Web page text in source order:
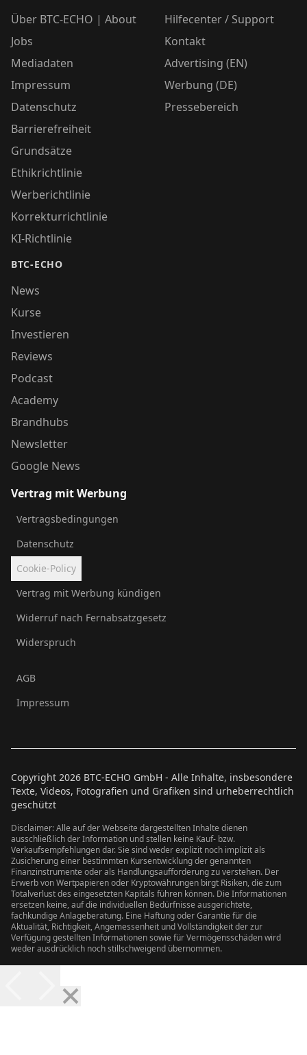
Über BTC-ECHO | About
Jobs
Mediadaten
Impressum
Datenschutz
Barrierefreiheit
Grundsätze
Ethikrichtlinie
Werberichtlinie
Korrekturrichtlinie
KI-Richtlinie
BTC-ECHO
News
Kurse
Investieren
Reviews
Podcast
Academy
Brandhubs
Newsletter
Google News
Hilfecenter / Support
Kontakt
Advertising (EN)
Werbung (DE)
Pressebereich
Vertrag mit Werbung
Vertragsbedingungen
Datenschutz
Cookie-Policy
Vertrag mit Werbung kündigen
Widerruf nach Fernabsatzgesetz
Widerspruch
AGB
Impressum
Copyright 2026 BTC-ECHO GmbH - Alle Inhalte, insbesondere
Texte, Videos, Fotografien und Grafiken sind urheberrechtlich
geschützt
Disclaimer: Alle auf der Webseite dargestellten Inhalte dienen
ausschließlich der Information und stellen keine Kauf- bzw.
Verkaufsempfehlungen dar. Sie sind weder explizit noch implizit als
Zusicherung einer bestimmten Kursentwicklung der genannten
Finanzinstrumente oder als Handlungsaufforderung zu verstehen. Der
Erwerb von Wertpapieren oder Kryptowährungen birgt Risiken, die zum
Totalverlust des eingesetzten Kapitals führen können. Die Informationen
ersetzen keine, auf die individuellen Bedürfnisse ausgerichtete,
fachkundige Anlageberatung. Eine Haftung oder Garantie für die
Aktualität, Richtigkeit, Angemessenheit und Vollständigkeit der zur
Verfügung gestellten Informationen sowie für Vermögensschäden wird
weder ausdrücklich noch stillschweigend übernommen.